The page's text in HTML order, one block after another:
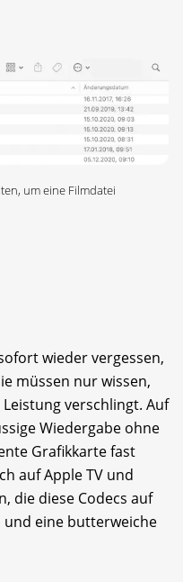
um eine Filmdatei
wieder vergessen,
müssen nur wissen,
verschlingt. Auf
Wiedergabe ohne
Grafikkarte fast
auf Apple TV und
die diese Codecs auf
eine butterweiche